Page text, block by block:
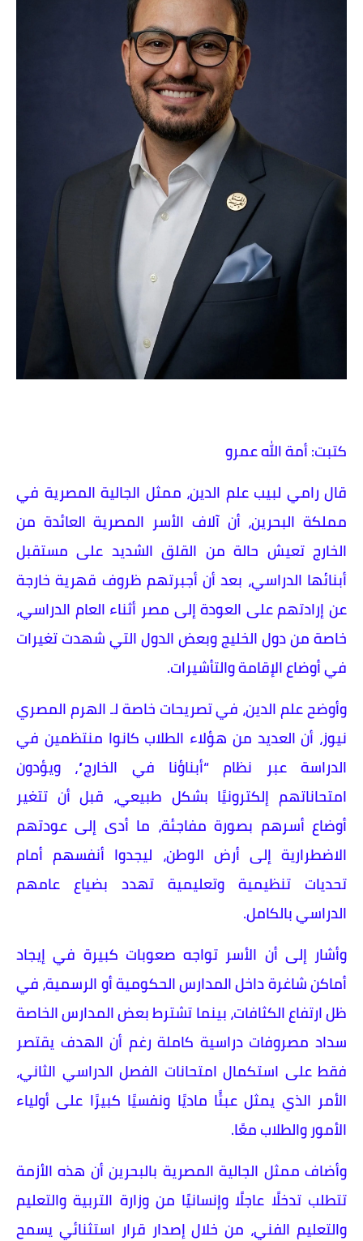
كتبت: أمة الله عمرو
قال رامي لبيب علم الدين، ممثل الجالية المصرية في
مملكة البحرين، أن آلاف الأسر المصرية العائدة من
الخارج تعيش حالة من القلق الشديد على مستقبل
أبنائها الدراسي، بعد أن أجبرتهم ظروف قهرية خارجة
عن إرادتهم على العودة إلى مصر أثناء العام الدراسي،
خاصة من دول الخليج وبعض الدول التي شهدت تغيرات
في أوضاع الإقامة والتأشيرات.
وأوضح علم الدين، في تصريحات خاصة لـ الهرم المصري
نيوز، أن العديد من هؤلاء الطلاب كانوا منتظمين في
الدراسة عبر نظام “أبناؤنا في الخارج”، ويؤدون
امتحاناتهم إلكترونيًا بشكل طبيعي، قبل أن تتغير
أوضاع أسرهم بصورة مفاجئة، ما أدى إلى عودتهم
الاضطرارية إلى أرض الوطن، ليجدوا أنفسهم أمام
تحديات تنظيمية وتعليمية تهدد بضياع عامهم
الدراسي بالكامل.
وأشار إلى أن الأسر تواجه صعوبات كبيرة في إيجاد
أماكن شاغرة داخل المدارس الحكومية أو الرسمية، في
ظل ارتفاع الكثافات، بينما تشترط بعض المدارس الخاصة
سداد مصروفات دراسية كاملة رغم أن الهدف يقتصر
فقط على استكمال امتحانات الفصل الدراسي الثاني،
الأمر الذي يمثل عبئًا ماديًا ونفسيًا كبيرًا على أولياء
الأمور والطلاب معًا.
وأضاف ممثل الجالية المصرية بالبحرين أن هذه الأزمة
تتطلب تدخلًا عاجلًا وإنسانيًا من وزارة التربية والتعليم
والتعليم الفني، من خلال إصدار قرار استثنائي يسمح